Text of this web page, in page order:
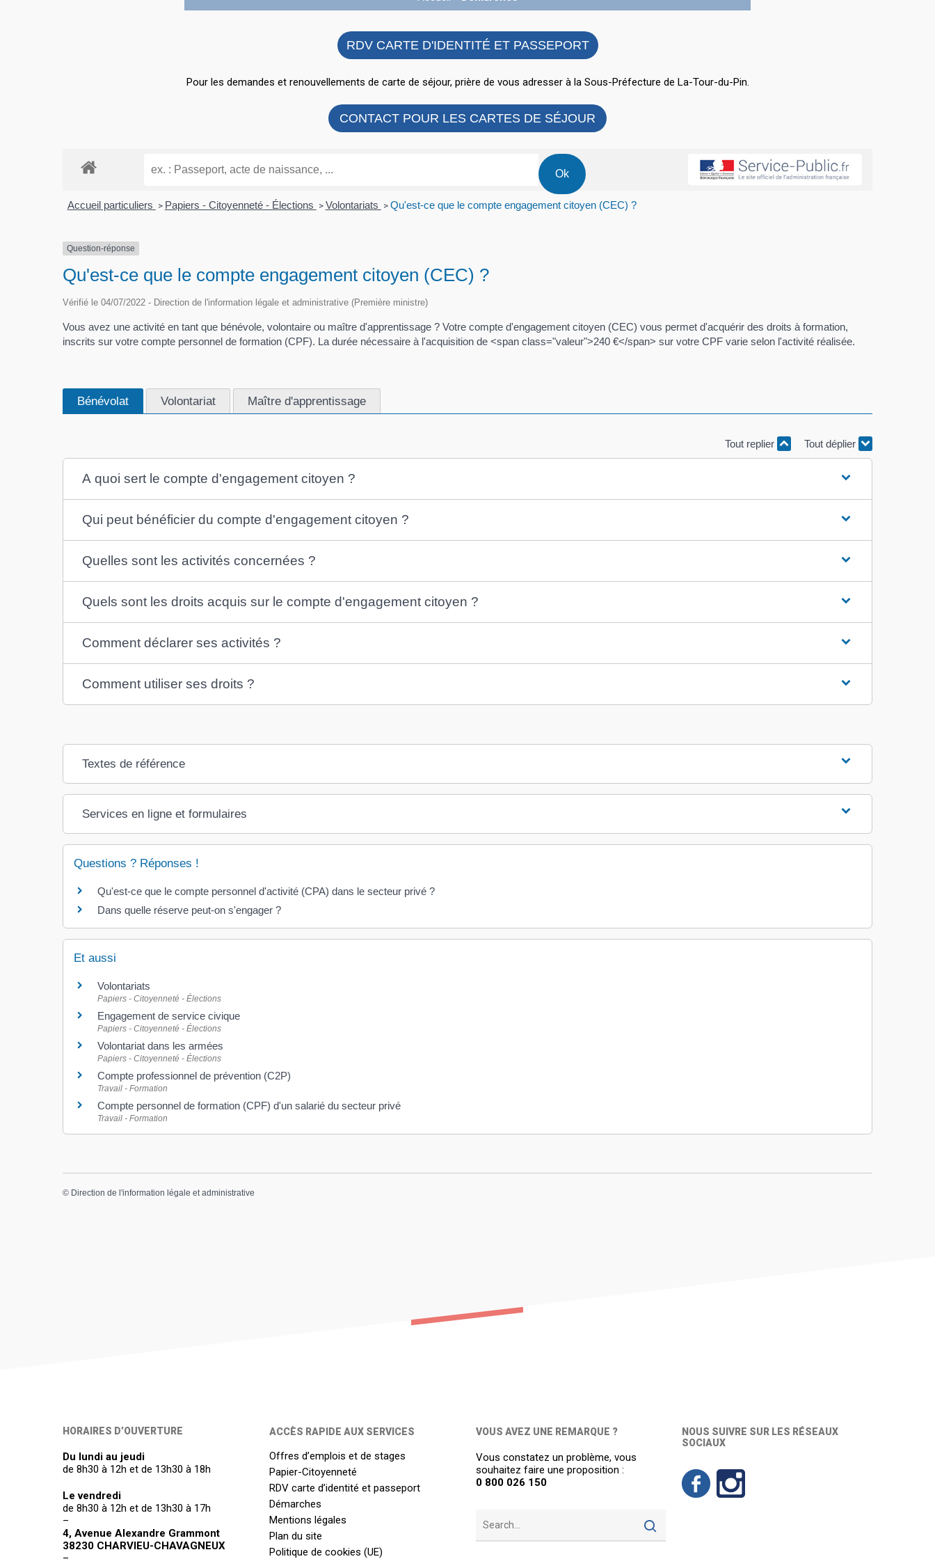
RDV CARTE D'IDENTITÉ ET PASSEPORT
Pour les demandes et renouvellements de carte de séjour, prière de vous adresser à la Sous-Préfecture de La-Tour-du-Pin.
CONTACT POUR LES CARTES DE SÉJOUR
Accueil particuliers > Papiers - Citoyenneté - Élections > Volontariats > Qu'est-ce que le compte engagement citoyen (CEC) ?
Question-réponse
Qu'est-ce que le compte engagement citoyen (CEC) ?
Vérifié le 04/07/2022 - Direction de l'information légale et administrative (Première ministre)
Vous avez une activité en tant que bénévole, volontaire ou maître d'apprentissage ? Votre compte d'engagement citoyen (CEC) vous permet d'acquérir des droits à formation,
inscrits sur votre compte personnel de formation (CPF). La durée nécessaire à l'acquisition de <span class="valeur">240 €</span> sur votre CPF varie selon l'activité réalisée.
Bénévolat Volontariat Maître d'apprentissage
Tout replier Tout déplier
A quoi sert le compte d'engagement citoyen ?
Qui peut bénéficier du compte d'engagement citoyen ?
Quelles sont les activités concernées ?
Quels sont les droits acquis sur le compte d'engagement citoyen ?
Comment déclarer ses activités ?
Comment utiliser ses droits ?
Textes de référence
Services en ligne et formulaires
Questions ? Réponses !
Qu'est-ce que le compte personnel d'activité (CPA) dans le secteur privé ?
Dans quelle réserve peut-on s'engager ?
Et aussi
Volontariats
Papiers - Citoyenneté - Élections
Engagement de service civique
Papiers - Citoyenneté - Élections
Volontariat dans les armées
Papiers - Citoyenneté - Élections
Compte professionnel de prévention (C2P)
Travail - Formation
Compte personnel de formation (CPF) d'un salarié du secteur privé
Travail - Formation
© Direction de l'information légale et administrative
HORAIRES D’OUVERTURE
Du lundi au jeudi
de 8h30 à 12h et de 13h30 à 18h
Le vendredi
de 8h30 à 12h et de 13h30 à 17h
–
4, Avenue Alexandre Grammont
38230 CHARVIEU-CHAVAGNEUX
ACCÈS RAPIDE AUX SERVICES
Offres d’emplois et de stages
Papier-Citoyenneté
RDV carte d’identité et passeport
Démarches
Mentions légales
Plan du site
Politique de cookies (UE)
VOUS AVEZ UNE REMARQUE ?
Vous constatez un problème, vous
souhaitez faire une proposition :
0 800 026 150
NOUS SUIVRE SUR LES RÉSEAUX
SOCIAUX